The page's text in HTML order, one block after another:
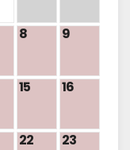
8 9
15 16
22 23